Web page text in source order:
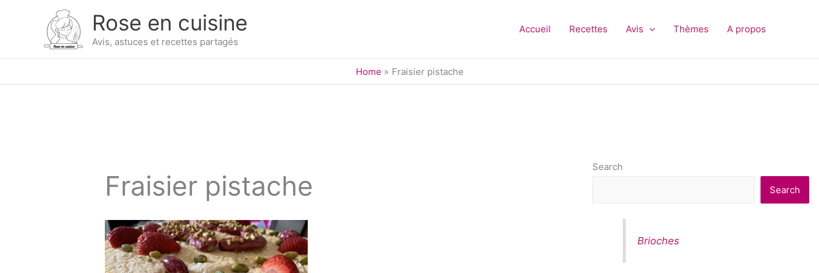
Rose en cuisine
Avis, astuces et recettes partagés
Accueil Recettes Avis Thèmes A propos
Home Fraisier pistache
Fraisier pistache
Search
Search
Brioches